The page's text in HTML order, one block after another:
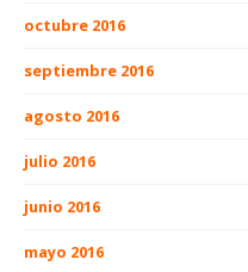
octubre 2016
septiembre 2016
agosto 2016
julio 2016
junio 2016
mayo 2016